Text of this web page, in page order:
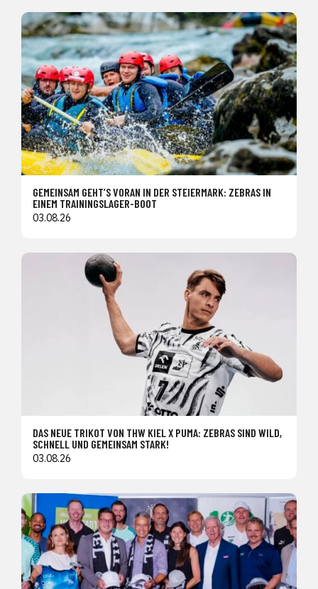
GEMEINSAM GEHT’S VORAN IN DER STEIERMARK: ZEBRAS IN
EINEM TRAININGSLAGER-BOOT
03.08.26
DAS NEUE TRIKOT VON THW KIEL X PUMA: ZEBRAS SIND WILD,
SCHNELL UND GEMEINSAM STARK!
03.08.26